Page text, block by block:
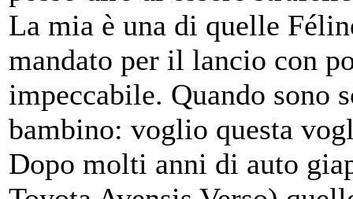
La mia è una di quelle
mandato per il lancio con
impeccabile. Quando sono
bambino: voglio questa
Dopo molti anni di auto